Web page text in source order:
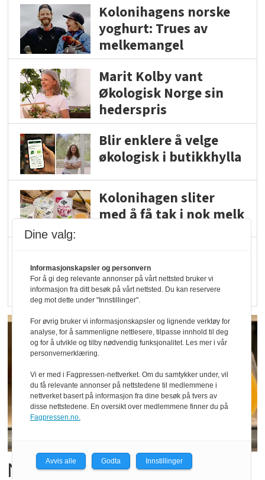
Kolonihagens norske
yoghurt: Trues av
melkemangel
Marit Kolby vant
Økologisk Norge sin
hederspris
Blir enklere å velge
økologisk i butikkhylla
Kolonihagen sliter
med å få tak i nok melk
er klare! Er markedet
det?
Ny melontype tilbake hos
Dine valg:
Informasjonskapsler og personvern
For å gi deg relevante annonser på vårt nettsted bruker vi
informasjon fra ditt besøk på vårt nettsted. Du kan reservere
deg mot dette under "Innstillinger".
For øvrig bruker vi informasjonskapsler og lignende verktøy for
analyse, for å sammenligne nettlesere, tilpasse innhold til deg
og for å utvikle og tilby nødvendig funksjonalitet. Les mer i vår
personvernerklæring.
Vi er med i Fagpressen-nettverket. Om du samtykker under, vil
du få relevante annonser på nettstedene til medlemmene i
nettverket basert på informasjon fra dine besøk på tvers av
disse nettstedene. En oversikt over medlemmene finner du på
Fagpressen.no.
Avvis alle Godta Innstillinger